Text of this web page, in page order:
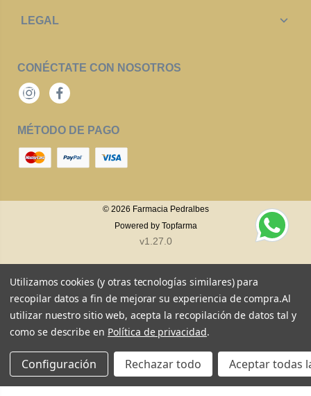
LEGAL
CONÉCTATE CON NOSOTROS
InstagramFacebook
MÉTODO DE PAGO
© 2026 Farmacia Pedralbes
Powered by Topfarma
v1.27.0
Utilizamos cookies (y otras tecnologías similares) para
recopilar datos a fin de mejorar su experiencia de compra.Al
utilizar nuestro sitio web, acepta la recopilación de datos tal y
como se describe en Política de privacidad.
Configuración Rechazar todo Aceptar todas